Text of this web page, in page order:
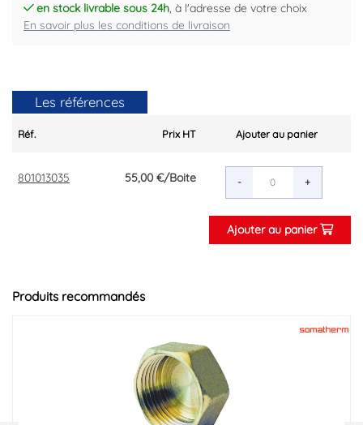
en stock livrable sous 24h, à l'adresse de votre choix
En savoir plus les conditions de livraison
Les références
Réf. Prix HT Ajouter au panier
801013035 55,00 €/Boite - +
Ajouter au panier
Produits recommandés